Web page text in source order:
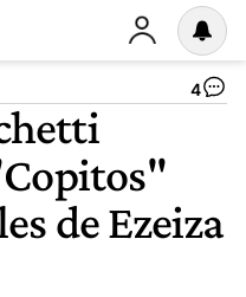
4
de Ezeiza